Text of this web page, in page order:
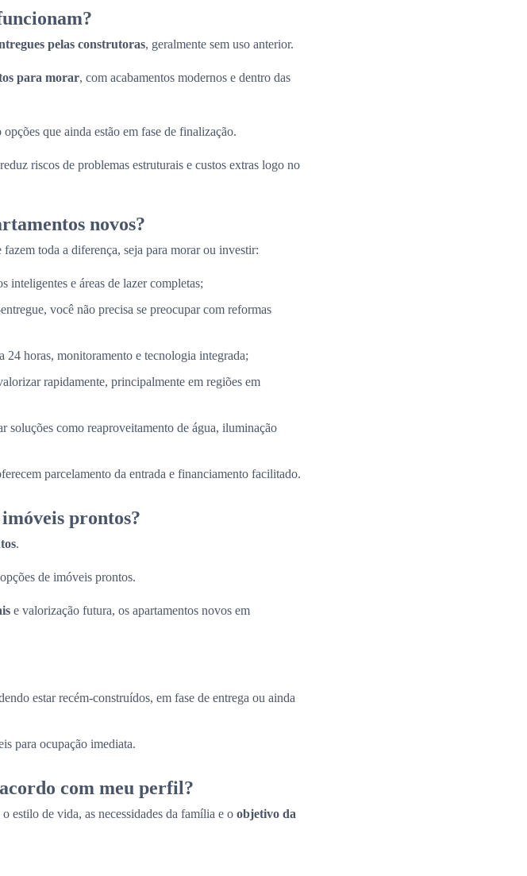
pelas construtoras, geralmente sem uso anterior.
para morar, com acabamentos modernos e dentro das
que ainda estão em fase de finalização.
riscos de problemas estruturais e custos extras logo no
novos?
fazem toda a diferença, seja para morar ou investir:
inteligentes e áreas de lazer completas;
você não precisa se preocupar com reformas
24 horas, monitoramento e tecnologia integrada;
rapidamente, principalmente em regiões em
soluções como reaproveitamento de água, iluminação
parcelamento da entrada e financiamento facilitado.
prontos?
.
de imóveis prontos.
e valorização futura, os apartamentos novos em
estar recém-construídos, em fase de entrega ou ainda
para ocupação imediata.
com meu perfil?
estilo de vida, as necessidades da família e o objetivo da